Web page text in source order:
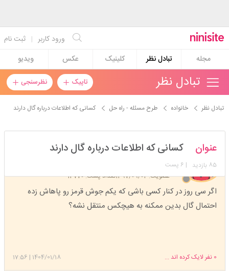
ثبت نام | ورود کاربر
مجله
تبادل نظر کلینیک عکس ویدیو
تاپیک نظرسنجی تبادل نظر
تبادل نظر خانواده طرح مسئله - راه حل کسانی که اطلاعات درباره گال دارند
هرروزپاییزه
عضویت: 1397/09/04 تعداد پست: 13770
عنوان کسانی که اطلاعات درباره گال دارند
85 بازدید | 6 پست
اگر سی روز در کنار کسی باشی که یکم جوش قرمز رو پاهاش زده
احتمال گال بدین ممکنه به هیچکس منتقل نشه؟
1404/01/18
|
17:56 0 نفر لایک کرده اند ...